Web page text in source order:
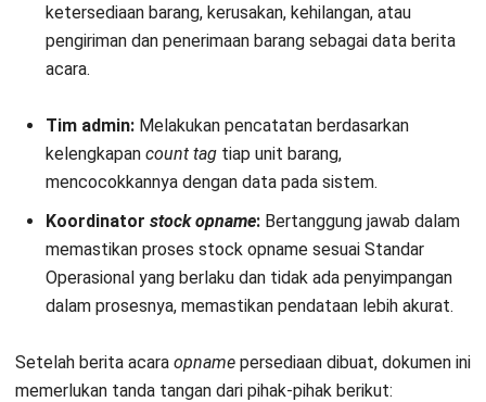
ketersediaan barang, kerusakan, kehilangan, atau
pengiriman dan penerimaan barang sebagai data berita
acara.
Tim admin: Melakukan pencatatan berdasarkan
kelengkapan count tag tiap unit barang,
mencocokkannya dengan data pada sistem.
Koordinator stock opname: Bertanggung jawab dalam
memastikan proses stock opname sesuai Standar
Operasional yang berlaku dan tidak ada penyimpangan
dalam prosesnya, memastikan pendataan lebih akurat.
Setelah berita acara opname persediaan dibuat, dokumen ini
memerlukan tanda tangan dari pihak-pihak berikut: